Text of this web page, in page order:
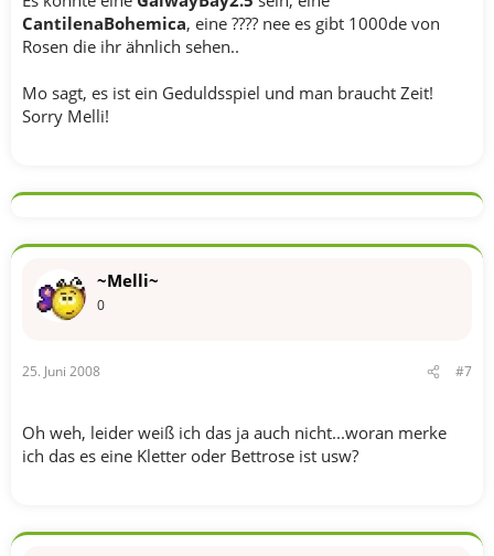
CantilenaBohemica, eine ???? nee es gibt 1000de von
Rosen die ihr ähnlich sehen..
Mo sagt, es ist ein Geduldsspiel und man braucht Zeit!
Sorry Melli!
~Melli~
0
25. Juni 2008 #7
Oh weh, leider weiß ich das ja auch nicht...woran merke
ich das es eine Kletter oder Bettrose ist usw?